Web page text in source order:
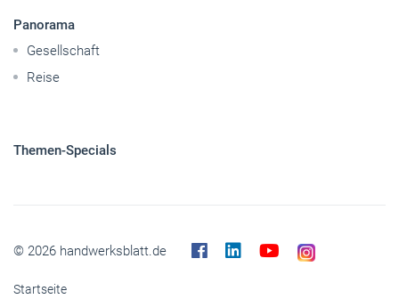
Panorama
Gesellschaft
Reise
Themen-Specials
© 2026 handwerksblatt.de
Startseite